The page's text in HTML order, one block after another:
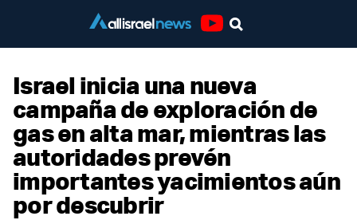
Israel inicia una nueva
campaña de exploración de
gas en alta mar, mientras las
autoridades prevén
importantes yacimientos aún
por descubrir